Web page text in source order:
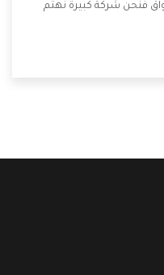
فنحن شركة كبيرة نهتم
التى تكون من أهم